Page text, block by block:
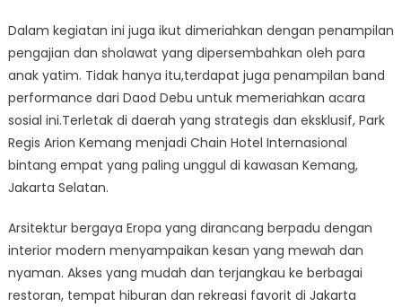
Dalam kegiatan ini juga ikut dimeriahkan dengan penampilan
pengajian dan sholawat yang dipersembahkan oleh para
anak yatim. Tidak hanya itu,terdapat juga penampilan band
performance dari Daod Debu untuk memeriahkan acara
sosial ini.Terletak di daerah yang strategis dan eksklusif, Park
Regis Arion Kemang menjadi Chain Hotel Internasional
bintang empat yang paling unggul di kawasan Kemang,
Jakarta Selatan.
Arsitektur bergaya Eropa yang dirancang berpadu dengan
interior modern menyampaikan kesan yang mewah dan
nyaman. Akses yang mudah dan terjangkau ke berbagai
restoran, tempat hiburan dan rekreasi favorit di Jakarta